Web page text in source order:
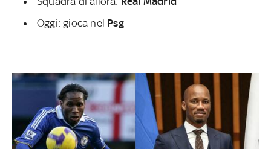
Oggi: gioca nel Psg